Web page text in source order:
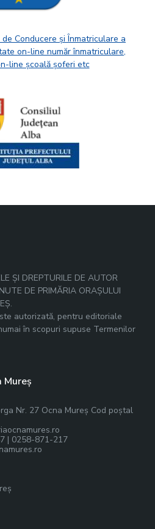
Conducere și Înmatriculare a
on-line număr înmatriculare,
line școală șoferi etc
ȘI DREPTURILE DE AUTOR
DE PRIMĂRIA ORAȘULUI
autorizată, pentru editoriale
în scopuri supuse Termenilor
Mureș
Nr. 27 Ocna Mureș Cod poștal
| 0258-871-217